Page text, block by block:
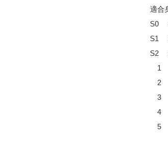
適合
S0
S1
S2
1
2
3
4
5